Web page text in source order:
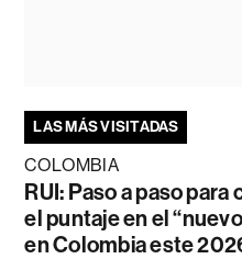
LAS MÁS VISITADAS
COLOMBIA
RUI: Paso a paso
el puntaje en el
en Colombia este